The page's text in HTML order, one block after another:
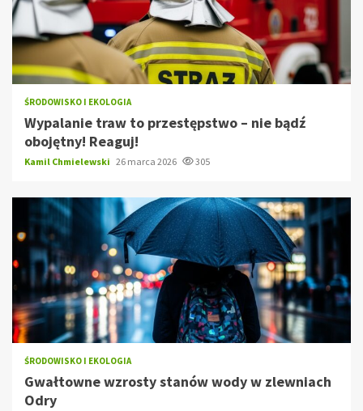
ŚRODOWISKO I EKOLOGIA
Wypalanie traw to przestępstwo – nie bądź
obojętny! Reaguj!
Kamil Chmielewski 26 marca 2026 305
ŚRODOWISKO I EKOLOGIA
Gwałtowne wzrosty stanów wody w zlewniach
Odry